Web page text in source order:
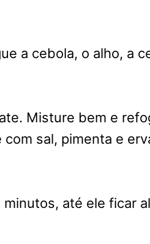
a cebola, o alho, a
Misture bem e
sal, pimenta e
até ele ficar